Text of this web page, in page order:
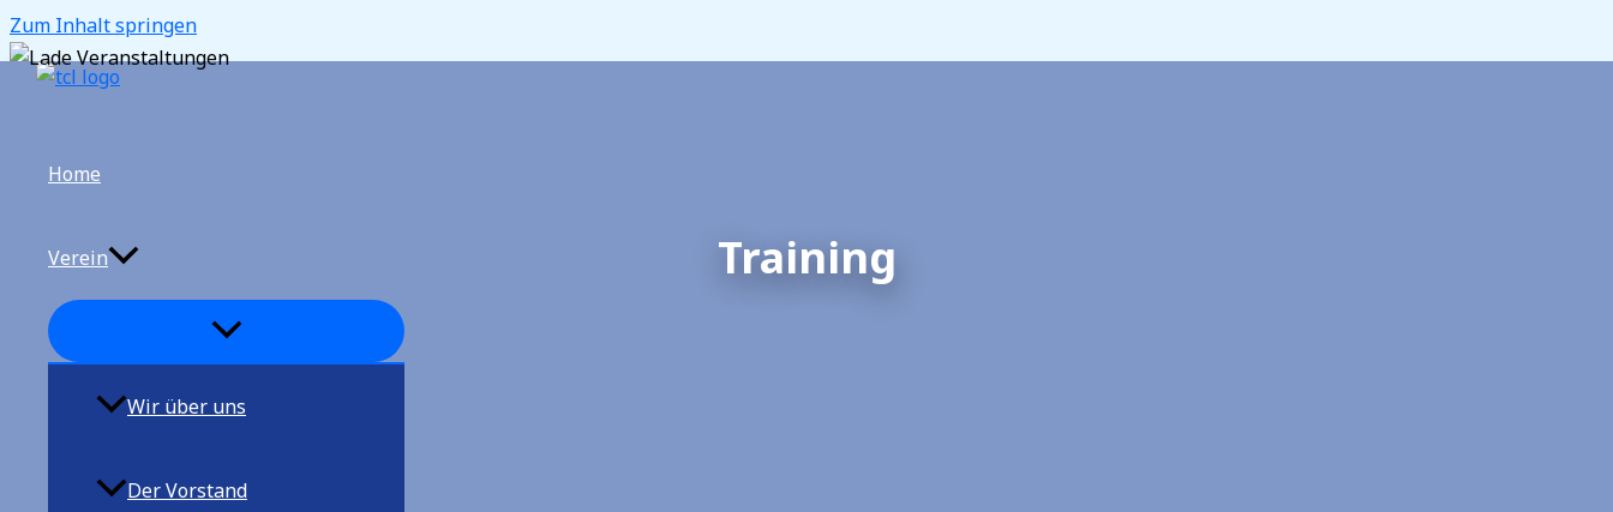
Zum Inhalt springen
Home
Verein
Wir über uns
Der Vorstand
Training